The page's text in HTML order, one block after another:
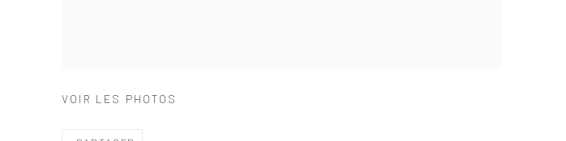
VOIR LES PHOTOS